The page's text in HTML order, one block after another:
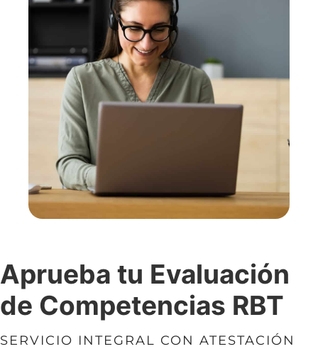
Aprueba tu Evaluación
de Competencias RBT
SERVICIO INTEGRAL CON ATESTACIÓN